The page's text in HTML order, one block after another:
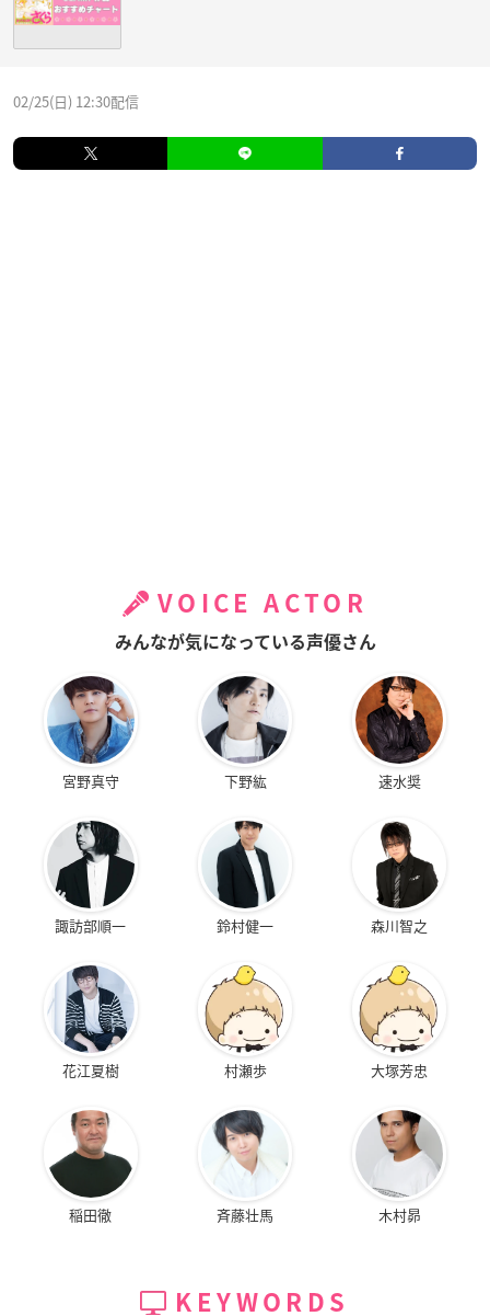
02/25(日) 12:30配信
VOICE ACTOR
みんなが気になっている声優さん
宮野真守 下野紘 速水奨
諏訪部順一 鈴村健一 森川智之
花江夏樹 村瀬歩 大塚芳忠
稲田徹 斉藤壮馬 木村昴
KEYWORDS